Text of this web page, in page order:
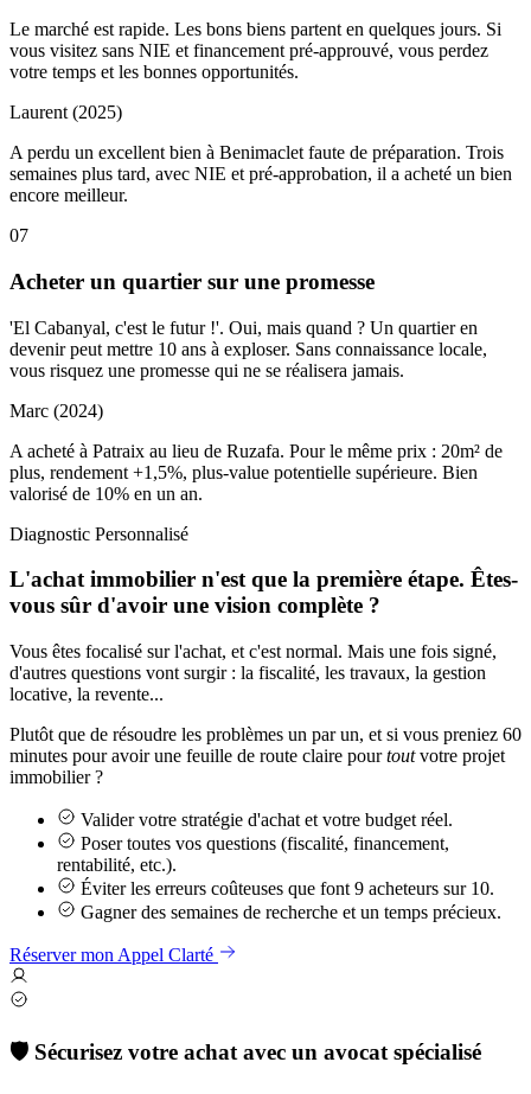
Le marché est rapide. Les bons biens partent en quelques jours. Si
vous visitez sans NIE et financement pré-approuvé, vous perdez
votre temps et les bonnes opportunités.
Laurent (2025)
A perdu un excellent bien à Benimaclet faute de préparation. Trois
semaines plus tard, avec NIE et pré-approbation, il a acheté un bien
encore meilleur.
07
Acheter un quartier sur une promesse
'El Cabanyal, c'est le futur !'. Oui, mais quand ? Un quartier en
devenir peut mettre 10 ans à exploser. Sans connaissance locale,
vous risquez une promesse qui ne se réalisera jamais.
Marc (2024)
A acheté à Patraix au lieu de Ruzafa. Pour le même prix : 20m² de
plus, rendement +1,5%, plus-value potentielle supérieure. Bien
valorisé de 10% en un an.
Diagnostic Personnalisé
L'achat immobilier n'est que la première étape. Êtes-
vous sûr d'avoir une vision complète ?
Vous êtes focalisé sur l'achat, et c'est normal. Mais une fois signé,
d'autres questions vont surgir : la fiscalité, les travaux, la gestion
locative, la revente...
Plutôt que de résoudre les problèmes un par un, et si vous preniez 60
minutes pour avoir une feuille de route claire pourtoutvotre projet
immobilier ?
Valider votre stratégie d'achat et votre budget réel.
Poser toutes vos questions (fiscalité, financement,
rentabilité, etc.).
Éviter les erreurs coûteuses que font 9 acheteurs sur 10.
Gagner des semaines de recherche et un temps précieux.
Réserver mon Appel Clarté
🛡️ Sécurisez votre achat avec un avocat spécialisé